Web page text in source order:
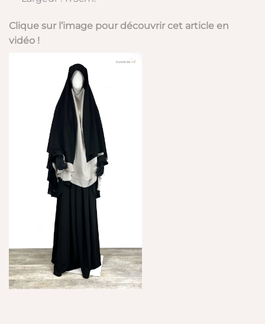
Clique sur l’image pour découvrir cet article en
vidéo !